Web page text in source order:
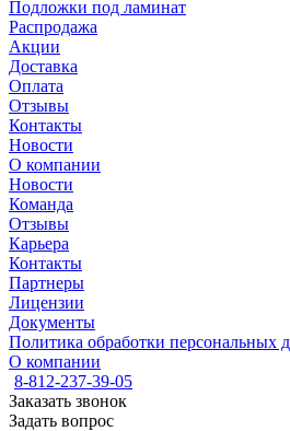
Подложки под ламинат
Распродажа
Акции
Доставка
Оплата
Отзывы
Контакты
Новости
О компании
Новости
Команда
Отзывы
Карьера
Контакты
Партнеры
Лицензии
Документы
Политика обработки персональных
О компании
8-812-237-39-05
Заказать звонок
Задать вопрос